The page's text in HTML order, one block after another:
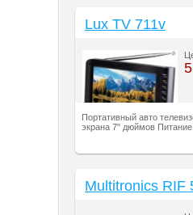
Lux TV 711v
Портативный авто
экрана 7" дюймов
Multitronics RIF